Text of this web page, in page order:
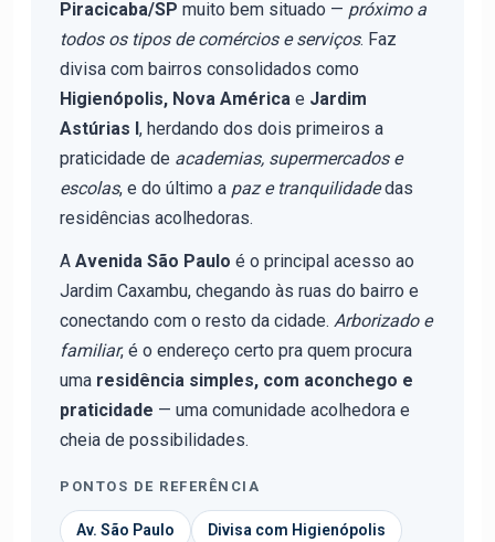
Piracicaba/SP muito bem situado — próximo a
todos os tipos de comércios e serviços. Faz
divisa com bairros consolidados como
Higienópolis, Nova América e Jardim
Astúrias I, herdando dos dois primeiros a
praticidade de academias, supermercados e
escolas, e do último a paz e tranquilidadedas
residências acolhedoras.
A Avenida São Paulo é o principal acesso ao
Jardim Caxambu, chegando às ruas do bairro e
conectando com o resto da cidade. Arborizado e
familiar, é o endereço certo pra quem procura
uma residência simples, com aconchego e
praticidade — uma comunidade acolhedora e
cheia de possibilidades.
PONTOS DE REFERÊNCIA
Av. São Paulo Divisa com Higienópolis